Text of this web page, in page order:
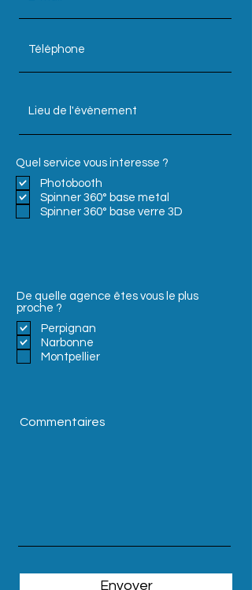
Quel service vous interesse ?
Photobooth
Spinner 360° base metal
Spinner 360° base verre 3D
De quelle agence êtes vous le plus
proche ?
Perpignan
Narbonne
Montpellier
Commentaires
Envoyer